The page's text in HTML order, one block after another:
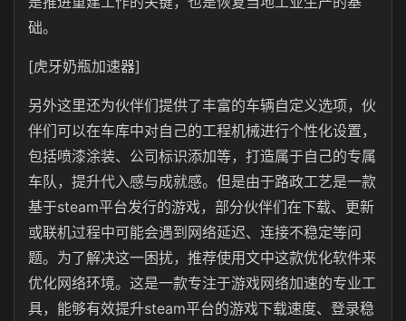
础。
[虎牙奶瓶加速器]
另外这里还为伙伴们提供了丰富的车辆自定义选项，伙
伴们可以在车库中对自己的工程机械进行个性化设置，
包括喷漆涂装、公司标识添加等，打造属于自己的专属
车队，提升代入感与成就感。但是由于路政工艺是一款
基于steam平台发行的游戏，部分伙伴们在下载、更新
或联机过程中可能会遇到网络延迟、连接不稳定等问
题。为了解决这一困扰，推荐使用文中这款优化软件来
优化网络环境。这是一款专注于游戏网络加速的专业工
具，能够有效提升steam平台的游戏下载速度、登录稳